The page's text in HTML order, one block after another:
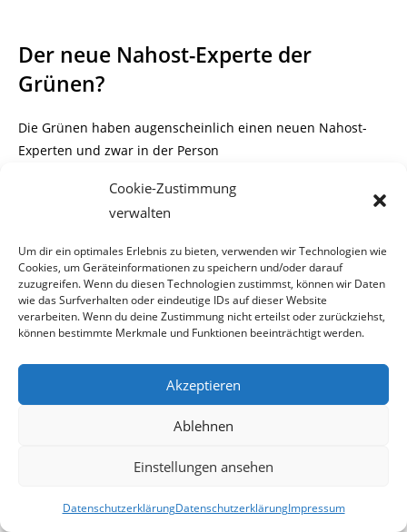
Cookie-Zustimmung
verwalten
Um dir ein optimales Erlebnis zu bieten, verwenden wir Technologien wie
Cookies, um Geräteinformationen zu speichern und/oder darauf
zuzugreifen. Wenn du diesen Technologien zustimmst, können wir Daten
wie das Surfverhalten oder eindeutige IDs auf dieser Website
verarbeiten. Wenn du deine Zustimmung nicht erteilst oder zurückziehst,
können bestimmte Merkmale und Funktionen beeinträchtigt werden.
Akzeptieren
Ablehnen
Einstellungen ansehen
DatenschutzerklärungDatenschutzerklärungImpressum
Der neue Nahost-Experte der
Grünen?
Die Grünen haben augenscheinlich einen neuen Nahost-
Experten und zwar in der Person
des Peter Pilz. Der mittlerweile aufs politische Abstellgleis
geratene grüne Nationalrats-
abgeordnete, verfasste gestern auf seinem Blog einen
Beitrag, der einem die Haare zu
Berge stehen lässt.
Offenbar ist Pilz die Charta der Hamas nicht bekannt. Da
heißt es unter anderem:
„Die Zeit wird nicht anbrechen, bevor nicht die Muslime
die Juden bekämpfen und sie töten;
bevor sich nicht die Juden hinter Felsen und Bäumen